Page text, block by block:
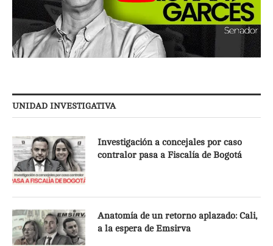
UNIDAD INVESTIGATIVA
Investigación a concejales por caso
contralor pasa a Fiscalía de Bogotá
Anatomía de un retorno aplazado: Cali,
a la espera de Emsirva